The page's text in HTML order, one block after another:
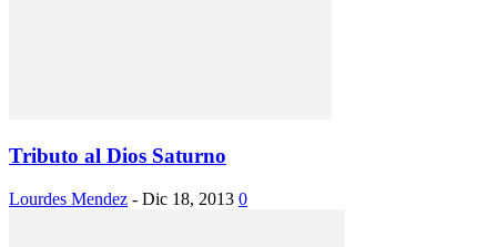
Tributo al Dios Saturno
Lourdes Mendez - Dic 18, 2013 0